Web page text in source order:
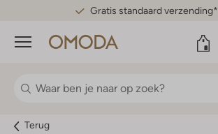
Gratis standaard verzending*
Menu
Terug